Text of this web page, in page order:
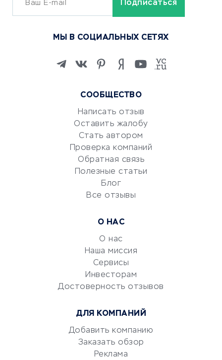
ОБУЧЕНИЕ И РАБОТА
Изучение иностранных
Маркетинг и продажи
Репетиторство
Красота и здоровье
Сервисы по поиску работы
Сетевой маркетинг
УСЛУГИ ДЛЯ БИЗНЕСА
документооборот
Консалтинговые компании
Аудиторские компании
Бухгалтерия онлайн
СООБЩЕСТВО
Написать отзыв
Оставить жалобу
Стать автором
Проверка компаний
Обратная связь
Полезные статьи
Блог
Все отзывы
О НАС
О нас
Наша миссия
Сервисы
Инвесторам
Достоверность отзывов
ДЛЯ КОМПАНИЙ
Добавить компанию
Заказать обзор
Реклама
МЫ В СОЦИАЛЬНЫХ СЕТЯХ